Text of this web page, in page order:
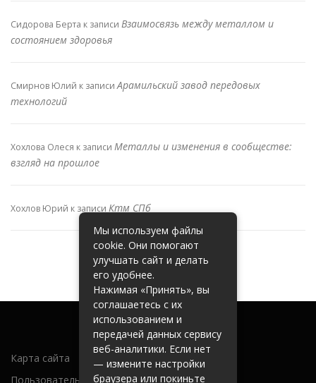
Сидорова Берта к записи Взаимосвязь между металлом и
состоянием здоровья
Смирнов Юлий к записиАрамильский завод передовых
технологий
Хохлова Олеся к записи Металлы и изменения в сообществе:
взгляд на прошлое
Хохлов Юрий к записи Ктм СПб
Карта сайта
Пользовательское соглашение
Мы используем файлы
cookie. Они помогают
улучшать сайт и делать
его удобнее.
Нажимая «Принять», вы
соглашаетесь с их
использованием и
передачей данных сервису
веб-аналитики. Если нет
— измените настройки
браузера или покиньте